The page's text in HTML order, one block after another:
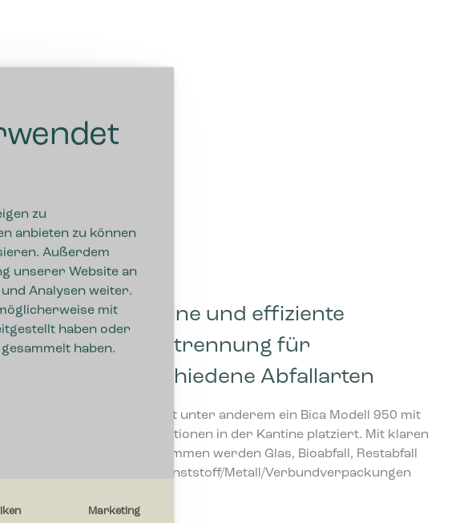
zu
anbieten zu können
Außerdem
unserer Website an
Analysen weiter.
mit
haben oder
haben.
Marketing
Stilreine und effiziente
Abfalltrennung für
verschiedene Abfallarten
Vitrex hat unter anderem ein Bica Modell 950 mit
vier Fraktionen in der Kantine platziert. Mit klaren
Piktogrammen werden Glas, Bioabfall, Restabfall
sowie Kunststoff/Metall/Verbundverpackungen